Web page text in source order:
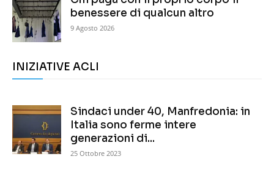
benessere di qualcun altro
9 Agosto 2026
INIZIATIVE ACLI
Sindaci under 40, Manfredonia: in
Italia sono ferme intere
generazioni di...
25 Ottobre 2023